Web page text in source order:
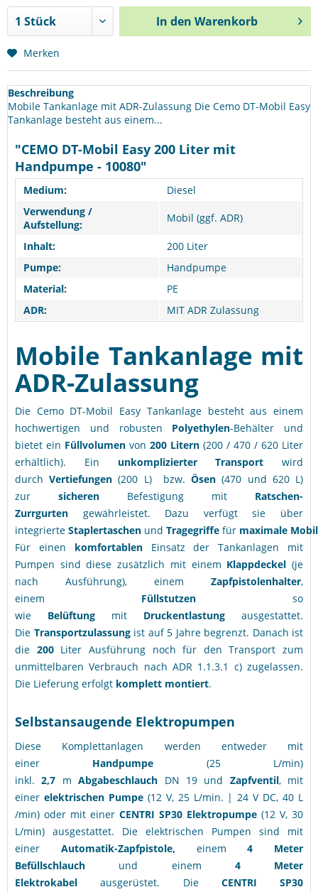
In den Warenkorb
Merken
Beschreibung
Mobile Tankanlage mit ADR-Zulassung Die Cemo DT-Mobil Easy
Tankanlage besteht aus einem...
"CEMO DT-Mobil Easy 200 Liter mit
Handpumpe - 10080"
Medium:
Diesel
Verwendung /
Aufstellung:
Mobil (ggf. ADR)
Inhalt:
200 Liter
Pumpe:
Handpumpe
Material:
PE
ADR:
MIT ADR Zulassung
Mobile Tankanlage mit
ADR-Zulassung
Die Cemo DT-Mobil Easy Tankanlage besteht aus einem
hochwertigen und robusten Polyethylen-Behälter und
bietet ein Füllvolumen von 200 Litern (200 / 470 / 620 Liter
erhältlich). Ein unkomplizierterTransport wird
durchVertiefungen (200 L) bzw.Ösen (470 und 620 L)
zur sicheren Befestigung mit Ratschen-
Zurrgurten gewährleistet. Dazu verfügt sie über
integrierte Staplertaschen und Tragegriffe für maximale
Für einen komfortablenEinsatz der Tankanlagen mit
Pumpen sind diese zusätzlich mit einem Klappdeckel (je
nach Ausführung), einem Zapfpistolenhalter,
einem Füllstutzen so
wie Belüftung mit Druckentlastung ausgestattet.
Die Transportzulassung ist auf 5 Jahre begrenzt. Danach ist
die 200 Liter Ausführung noch für den Transport zum
unmittelbaren Verbrauch nach ADR 1.1.3.1 c) zugelassen.
Die Lieferung erfolgt komplett montiert.
Selbstansaugende Elektropumpen
Diese Komplettanlagen werden entweder mit
einer Handpumpe (25 L/min)
inkl.2,7 mAbgabeschlauch DN 19 und Zapfventil, mit
einer elektrischen Pumpe(12 V, 25 L/min. | 24 V DC, 40 L
/min) oder mit einer CENTRI SP30 Elektropumpe (12 V, 30
L/min) ausgestattet. Die elektrischen Pumpen sind mit
einer Automatik-Zapfpistole, einem 4 Meter
Befüllschlauch und einem 4 Meter
Elektrokabel ausgerüstet. Die CENTRI SP30